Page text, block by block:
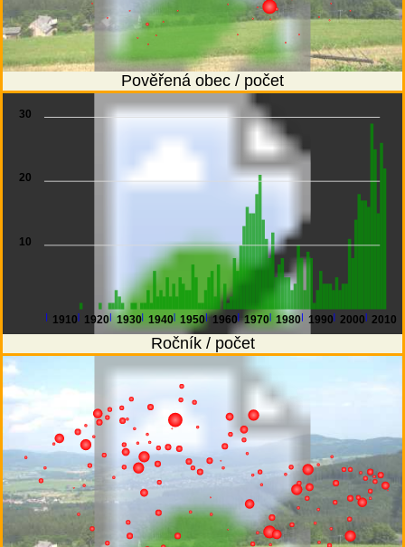
Pověřená obec / počet
1910 1920 1930 1940 1950 1960 1970 1980 1990 2000 2010
10
20
30
Ročník / počet